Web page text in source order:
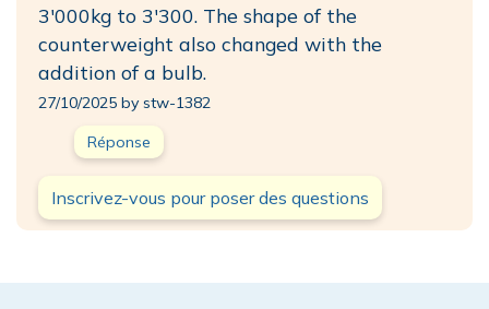
3'000kg to 3'300. The shape of the
counterweight also changed with the
addition of a bulb.
27/10/2025 by stw-1382
Réponse
Inscrivez-vous pour poser des questions